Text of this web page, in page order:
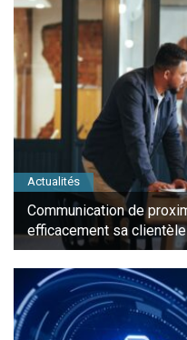
Actualités
Communication de
efficacement sa